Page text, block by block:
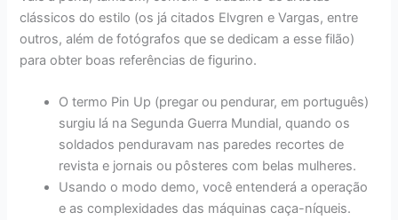
clássicos do estilo (os já citados Elvgren e Vargas, entre
outros, além de fotógrafos que se dedicam a esse filão)
para obter boas referências de figurino.
O termo Pin Up (pregar ou pendurar, em português)
surgiu lá na Segunda Guerra Mundial, quando os
soldados penduravam nas paredes recortes de
revista e jornais ou pôsteres com belas mulheres.
Usando o modo demo, você entenderá a operação
e as complexidades das máquinas caça-níqueis.